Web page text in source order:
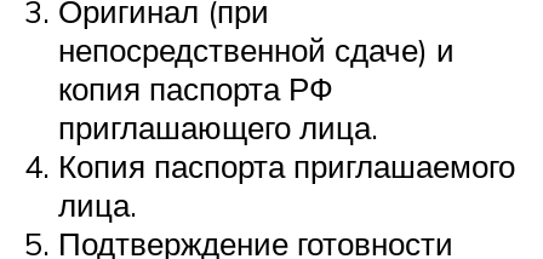
Оригинал (при
непосредственной сдаче) и
копия паспорта РФ
приглашающего лица.
Копия паспорта приглашаемого
лица.
Подтверждение готовности